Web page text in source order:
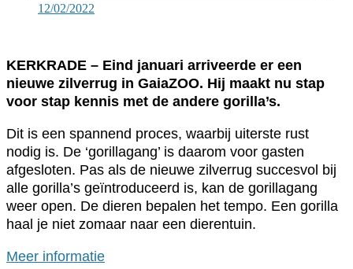
12/02/2022
KERKRADE – Eind januari arriveerde er een
nieuwe zilverrug in GaiaZOO. Hij maakt nu stap
voor stap kennis met de andere gorilla’s.
Dit is een spannend proces, waarbij uiterste rust
nodig is. De ‘gorillagang’ is daarom voor gasten
afgesloten. Pas als de nieuwe zilverrug succesvol bij
alle gorilla’s geïntroduceerd is, kan de gorillagang
weer open. De dieren bepalen het tempo. Een gorilla
haal je niet zomaar naar een dierentuin.
Meer informatie